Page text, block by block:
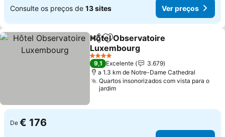
Consulte os preços de 13 sites Ver preços
PartilharAdicionar aos favoritos
Hôtel Observatoire
Luxembourg
Ver preços
4 Estrelas
9,1 Excelente
3.679
a 1.3 km de Notre-Dame Cathedral
Quartos insonorizados com vista para o
jardim
De € 176